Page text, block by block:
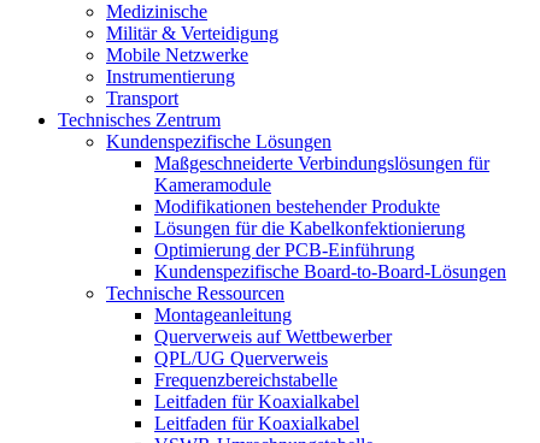
Medizinische
Militär & Verteidigung
Mobile Netzwerke
Instrumentierung
Transport
Technisches Zentrum
Kundenspezifische Lösungen
Maßgeschneiderte Verbindungslösungen für
Kameramodule
Modifikationen bestehender Produkte
Lösungen für die Kabelkonfektionierung
Optimierung der PCB-Einführung
Kundenspezifische Board-to-Board-Lösungen
Technische Ressourcen
Montageanleitung
Querverweis auf Wettbewerber
QPL/UG Querverweis
Frequenzbereichstabelle
Leitfaden für Koaxialkabel
Leitfaden für Koaxialkabel